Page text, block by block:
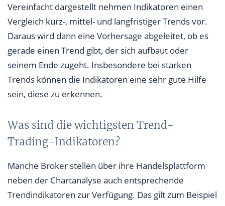
Vereinfacht dargestellt nehmen Indikatoren einen
Vergleich kurz-, mittel- und langfristiger Trends vor.
Daraus wird dann eine Vorhersage abgeleitet, ob es
gerade einen Trend gibt, der sich aufbaut oder
seinem Ende zugeht. Insbesondere bei starken
Trends können die Indikatoren eine sehr gute Hilfe
sein, diese zu erkennen.
Was sind die wichtigsten Trend-
Trading-Indikatoren?
Manche Broker stellen über ihre Handelsplattform
neben der Chartanalyse auch entsprechende
Trendindikatoren zur Verfügung. Das gilt zum Beispiel